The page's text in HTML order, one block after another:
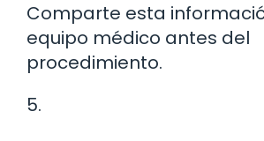
Comparte esta
equipo médico antes del
procedimiento.
5.